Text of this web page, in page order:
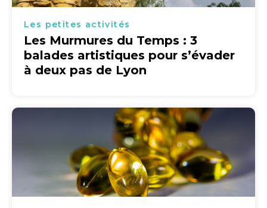
Les petites activités
Les Murmures du Temps : 3
balades artistiques pour s’évader
à deux pas de Lyon